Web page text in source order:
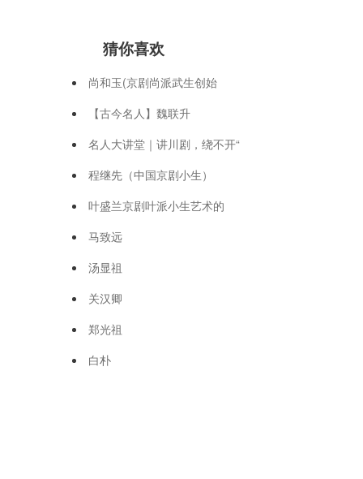
猜你喜欢
尚和玉(京剧尚派武生创始
【古今名人】魏联升
名人大讲堂｜讲川剧，绕不开“
程继先（中国京剧小生）
叶盛兰京剧叶派小生艺术的
马致远
汤显祖
关汉卿
郑光祖
白朴